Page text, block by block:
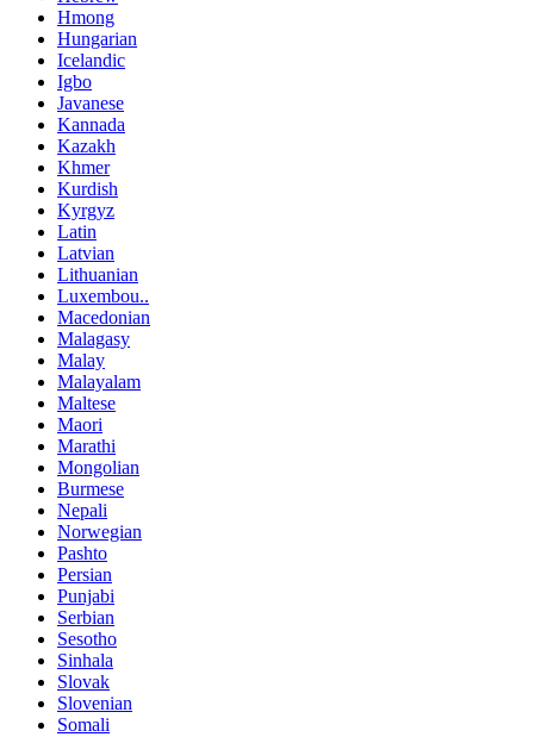
Hmong
Hungarian
Icelandic
Igbo
Javanese
Kannada
Kazakh
Khmer
Kurdish
Kyrgyz
Latin
Latvian
Lithuanian
Luxembou..
Macedonian
Malagasy
Malay
Malayalam
Maltese
Maori
Marathi
Mongolian
Burmese
Nepali
Norwegian
Pashto
Persian
Punjabi
Serbian
Sesotho
Sinhala
Slovak
Slovenian
Somali